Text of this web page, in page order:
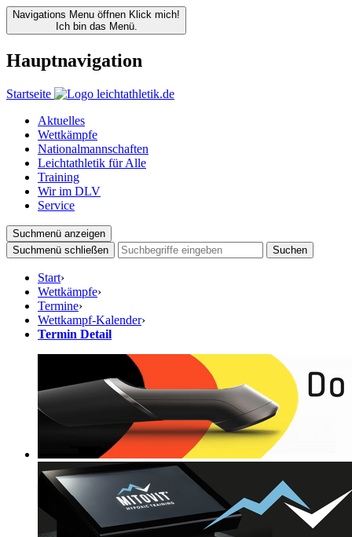
Navigations Menu öffnen Klick mich!
Ich bin das Menü.
Hauptnavigation
Startseite
Aktuelles
Wettkämpfe
Nationalmannschaften
Leichtathletik für Alle
Training
Wir im DLV
Service
Suchmenü anzeigen
Suchmenü schließen
Suchen
Start›
Wettkämpfe›
Termine›
Wettkampf-Kalender›
Termin Detail